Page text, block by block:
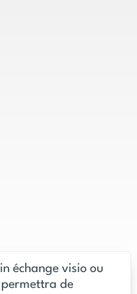
échange visio ou
de